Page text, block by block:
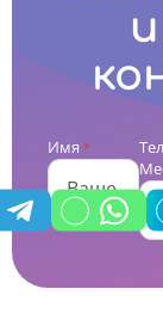
Имя *